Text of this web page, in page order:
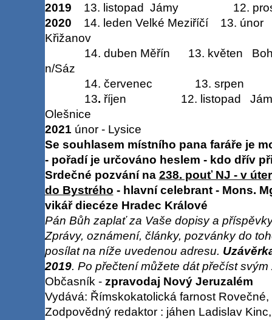
2019
13. listopad Jámy 12.
2020 14. leden Velké Meziříčí 13.
Křižanov
14. duben Měřín 13. květen
n/Sáz
14. červenec 13.
13. říjen 12. listopad
Olešnice
2021 únor - Lysice
Se souhlasem místního pana faráře je
- pořadí je určováno heslem - kdo dřív
Srdečné pozvání na 238. pouť NJ - v
do Bystrého - hlavní celebrant - Mons.
vikář diecéze Hradec Králové
Pán Bůh zaplať za Vaše dopisy a
Zprávy, oznámení, články, pozvánky do
posílat na níže uvedenou adresu.
2019. Po přečtení můžete dát přečíst
Občasník - zpravodaj Nový Jeruzalém
Vydává: Římskokatolická farnost
Zodpovědný redaktor : jáhen Ladislav